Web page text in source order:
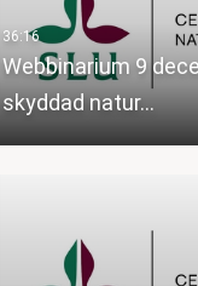
Webbinarium 9
skyddad natur…